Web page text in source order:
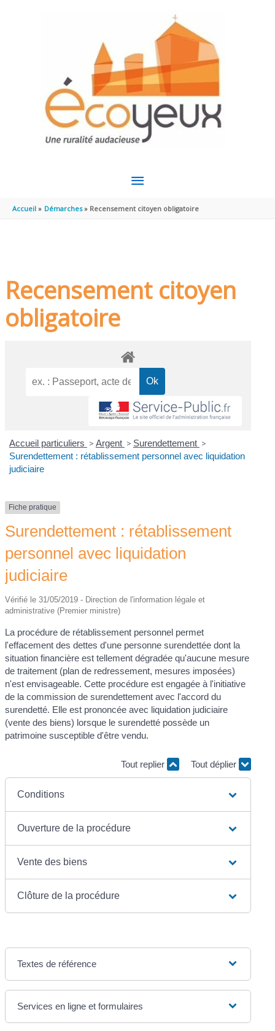
MENU
PRINCIPAL
Accueil Démarches Recensement citoyen obligatoire
Recensement citoyen
obligatoire
Accueil particuliers > Argent > Surendettement >
Surendettement : rétablissement personnel avec liquidation
judiciaire
Fiche pratique
Surendettement : rétablissement
personnel avec liquidation
judiciaire
Vérifié le 31/05/2019 - Direction de l'information légale et
administrative (Premier ministre)
La procédure de rétablissement personnel permet
l'effacement des dettes d'une personne surendettée dont la
situation financière est tellement dégradée qu'aucune mesure
de traitement (plan de redressement, mesures imposées)
n'est envisageable. Cette procédure est engagée à l'initiative
de la commission de surendettement avec l'accord du
surendetté. Elle est prononcée avec liquidation judiciaire
(vente des biens) lorsque le surendetté possède un
patrimoine susceptible d'être vendu.
Tout replier Tout déplier
Conditions
Ouverture de la procédure
Vente des biens
Clôture de la procédure
Textes de référence
Services en ligne et formulaires